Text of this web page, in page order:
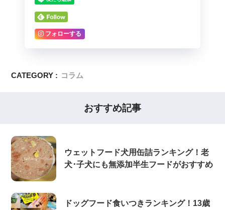
フォローする
CATEGORY : コラム
おすすめ記事
ウェットフード犬用缶詰ランキング！老
犬･子犬にも無添加半生フードがおすすめ
ドッグフード食いつきランキング！13歳